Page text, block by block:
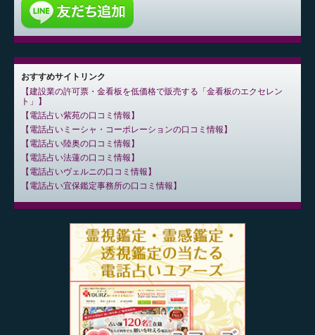
おすすめサイトリンク
建設業の許可票・金看板を低価格で販売する「金看板のエクセレン
ト」
電話占い紫苑の口コミ情報
電話占いミーシャ・コーポレーションの口コミ情報
電話占い陸奥の口コミ情報
電話占い法蓮の口コミ情報
電話占いヴェルニの口コミ情報
電話占い宜保鑑定事務所の口コミ情報